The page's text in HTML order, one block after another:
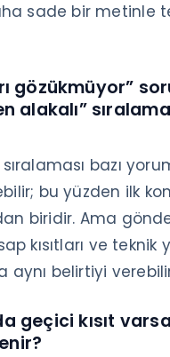
sade bir metinle
gözükmüyor”
alakalı”
sıralaması bazı
bu yüzden ilk
biridir. Ama
kısıtları ve teknik
aynı belirtiyi
geçici kısıt